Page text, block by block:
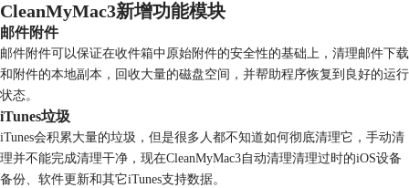
CleanMyMac3新增功能模块
邮件附件
邮件附件可以保证在收件箱中原始附件的安全性的基础上，清理邮件下载
和附件的本地副本，回收大量的磁盘空间，并帮助程序恢复到良好的运行
状态。
iTunes垃圾
iTunes会积累大量的垃圾，但是很多人都不知道如何彻底清理它，手动清
理并不能完成清理干净，现在CleanMyMac3自动清理清理过时的iOS设备
备份、软件更新和其它iTunes支持数据。